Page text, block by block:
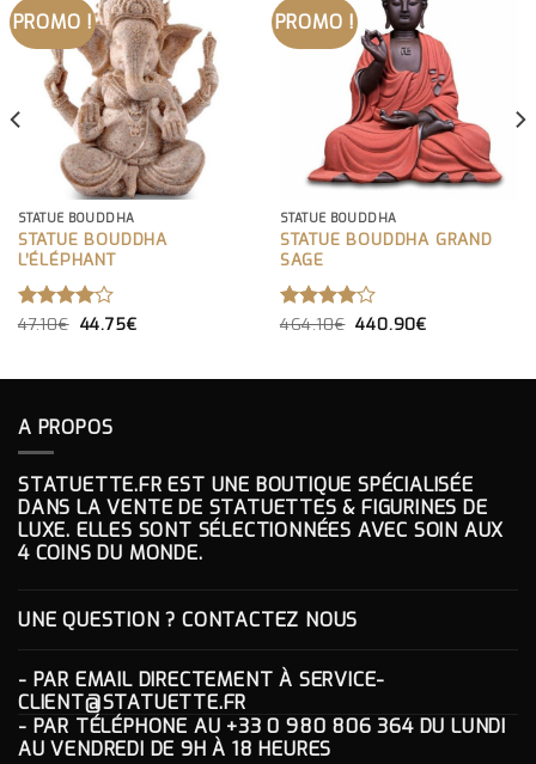
PROMO !
STATUE BOUDDHA
STATUE BOUDDHA
L’ÉLÉPHANT
NOTE
47.10€ LE
47.10€.
44.75€LE
44.75€.
PROMO !
STATUE BOUDDHA
STATUE BOUDDHA GRAND
SAGE
NOTE
464.10€ LE
464.10€.
440.90€LE
440.90€.
A PROPOS
STATUETTE.FR EST UNE BOUTIQUE SPÉCIALISÉE
DANS LA VENTE DE STATUETTES & FIGURINES DE
LUXE. ELLES SONT SÉLECTIONNÉES AVEC SOIN AUX
4 COINS DU MONDE.
UNE QUESTION ? CONTACTEZ NOUS
- PAR EMAIL DIRECTEMENT À SERVICE-
CLIENT@STATUETTE.FR
- PAR TÉLÉPHONE AU +33 0 980 806 364DU LUNDI
AU VENDREDI DE 9H À 18 HEURES